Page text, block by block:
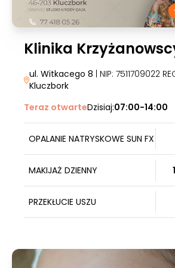
Klinika
ul. Witkacego 8 | NIP: 7511709022
Kluczbork
Teraz otwarteDzisiaj:07:00-14:00
OPALANIE NATRYSKOWE SUN FX
MAKIJAŻ DZIENNY
PRZEKŁUCIE USZU